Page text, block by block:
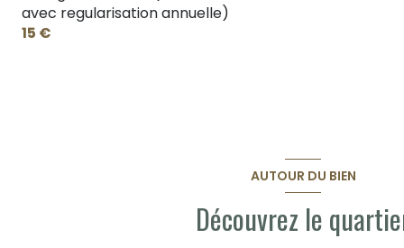
avec regularisation annuelle)
15 €
AUTOUR DU BIEN
Découvrez le